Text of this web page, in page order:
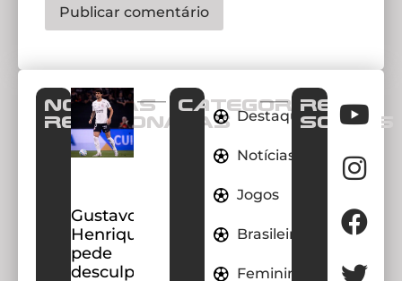
Notícias
Relacionadas
Gustavo
Henrique
pede
desculpas
CATEGORIAS
Destaques
Notícias
Jogos
Brasileirao
Feminino
REDES
SOCIAIS